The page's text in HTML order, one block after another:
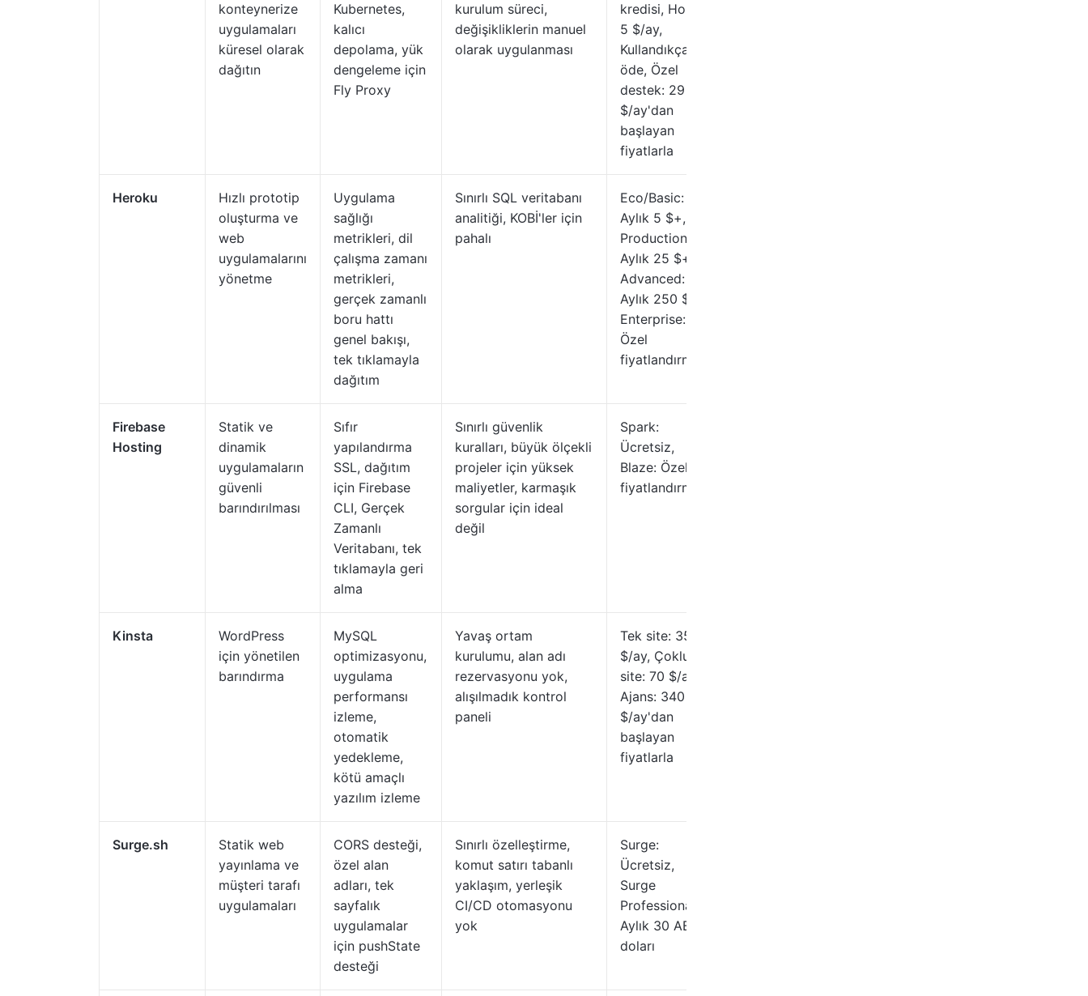
konteynerize
uygulamaları
küresel olarak
dağıtın
Kubernetes,
kalıcı
depolama, yük
dengeleme için
Fly Proxy
kurulum süreci,
değişikliklerin manuel
olarak uygulanması
kredisi, Hobi:
5 $/ay,
Kullandıkça
öde, Özel
destek: 29
$/ay'dan
başlayan
fiyatlarla
Heroku
Hızlı prototip
oluşturma ve
web
uygulamalarını
yönetme
Uygulama
sağlığı
metrikleri, dil
çalışma zamanı
metrikleri,
gerçek zamanlı
boru hattı
genel bakışı,
tek tıklamayla
dağıtım
Sınırlı SQL veritabanı
analitiği, KOBİ'ler için
pahalı
Eco/Basic:
Aylık 5 $+,
Production:
Aylık 25 $+,
Advanced:
Aylık 250 $+,
Enterprise:
Özel
fiyatlandırma
Firebase
Hosting
Statik ve
dinamik
uygulamaların
güvenli
barındırılması
Sıfır
yapılandırma
SSL, dağıtım
için Firebase
CLI, Gerçek
Zamanlı
Veritabanı, tek
tıklamayla geri
alma
Sınırlı güvenlik
kuralları, büyük ölçekli
projeler için yüksek
maliyetler, karmaşık
sorgular için ideal
değil
Spark:
Ücretsiz,
Blaze: Özel
fiyatlandırma
Kinsta
WordPress
için yönetilen
barındırma
MySQL
optimizasyonu,
uygulama
performansı
izleme,
otomatik
yedekleme,
kötü amaçlı
yazılım izleme
Yavaş ortam
kurulumu, alan adı
rezervasyonu yok,
alışılmadık kontrol
paneli
Tek site: 35
$/ay, Çoklu
site: 70 $/ay,
Ajans: 340
$/ay'dan
başlayan
fiyatlarla
Surge.sh
Statik web
yayınlama ve
müşteri tarafı
uygulamaları
CORS desteği,
özel alan
adları, tek
sayfalık
uygulamalar
için pushState
desteği
Sınırlı özelleştirme,
komut satırı tabanlı
yaklaşım, yerleşik
CI/CD otomasyonu
yok
Surge:
Ücretsiz,
Surge
Professional:
Aylık 30 ABD
doları